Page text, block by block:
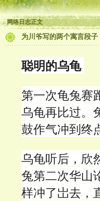
网络日志正文
为川爷写的两个寓言段子
聪明的乌龟
第一次龟兔赛
乌龟再比过。
鼓作气冲到终
乌龟听后，欣
兔第二次华山
样冲了岀去，